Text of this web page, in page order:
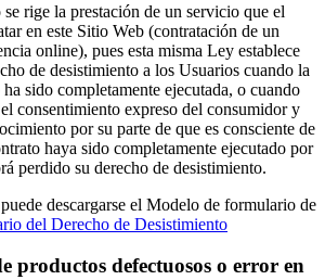
rige la prestación de un servicio que el
en este Sitio Web (contratación de un
online), pues esta misma Ley establece
de desistimiento a los Usuarios cuando la
sido completamente ejecutada, o cuando
consentimiento expreso del consumidor y
por su parte de que es consciente de
haya sido completamente ejecutado por
perdido su derecho de desistimiento.
descargarse el Modelo de formulario de
del Derecho de Desistimiento
productos defectuosos o error en